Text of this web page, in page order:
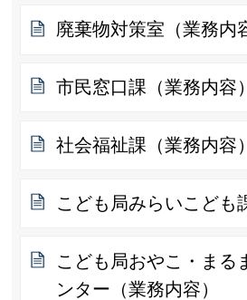
廃棄物対策室（業務内
市民窓口課（業務内容）
社会福祉課（業務内容）
こども局みらいこども
こども局おやこ・まる
ンター（業務内容）